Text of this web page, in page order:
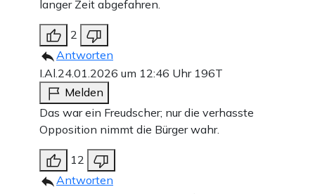
langer Zeit abgefahren.
2
Antworten
I.Al.24.01.2026 um 12:46 Uhr 196T
Melden
Das war ein Freudscher; nur die verhasste
Opposition nimmt die Bürger wahr.
12
Antworten